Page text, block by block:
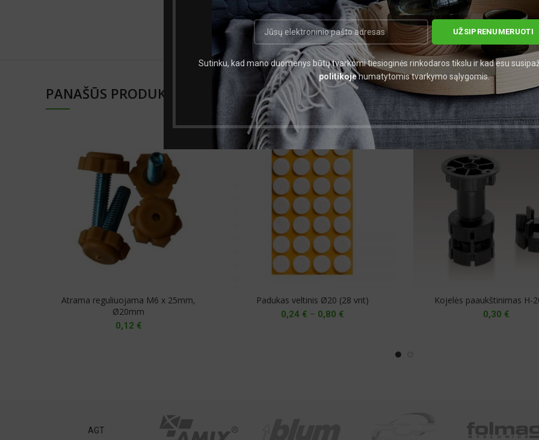
Sutinku, kad mano duomenys būtų tvarkomi tiesioginės rinkodaros tikslu ir kad esu
politikojenumatytomis tvarkymo sąlygomis.
Prekės ženklas
PANAŠŪS PRODUKTAI
Atrama reguliuojama M6 x 25mm,
Ø20mm
0,12 €
Padukas veltinis Ø20 (28 vnt)
0,24 € – 0,80 €Price
Kojelės paaukštinimas H-
0,30 €
AGT